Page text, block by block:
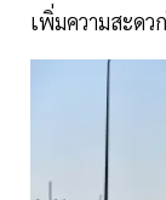
เพิ่มความสะดว